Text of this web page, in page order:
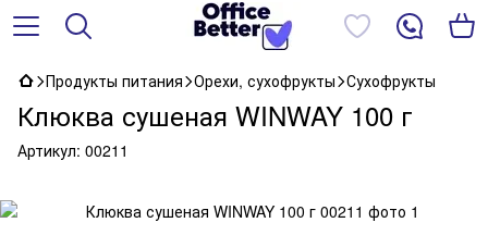
Продукты питания Орехи, сухофрукты Сухофрукты
Клюква сушеная WINWAY 100 г
Артикул: 00211